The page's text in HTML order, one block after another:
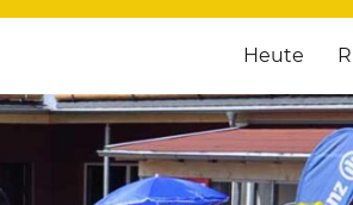
Täglich aktuelle Termine von
Heute